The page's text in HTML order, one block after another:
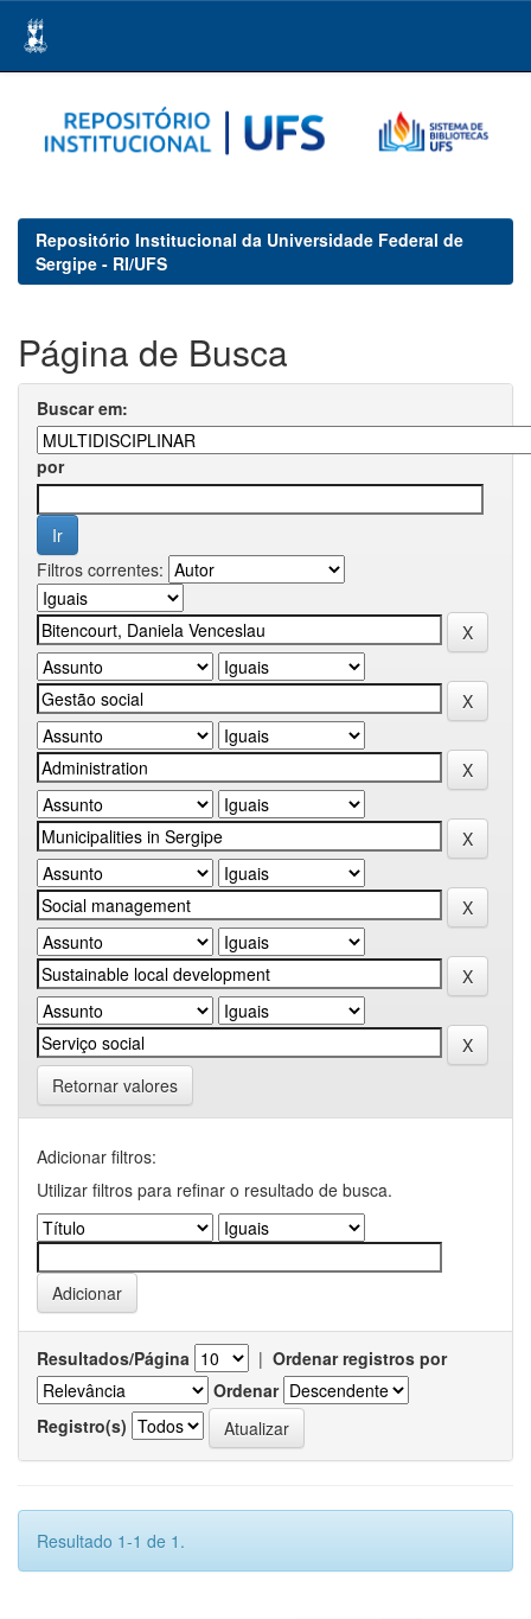
navigation
Repositório Institucional da Universidade Federal de
Sergipe - RI/UFS
Página de Busca
Buscar em:
por
Filtros correntes:
Retornar valores
Adicionar filtros:
Utilizar filtros para refinar o resultado de busca.
Resultados/Página | Ordenar registros por
Ordenar
Registro(s)
Resultado 1-1 de 1.